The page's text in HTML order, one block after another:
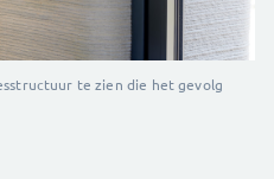
te zien die het gevolg